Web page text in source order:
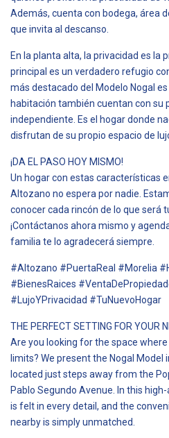
Además, cuenta con bodega, área
que invita al descanso.
En la planta alta, la privacidad es la
principal es un verdadero refugio
más destacado del Modelo Nogal
habitación también cuentan con su
independiente. Es el hogar donde
disfrutan de su propio espacio de
¡DA EL PASO HOY MISMO!
Un hogar con estas características
Altozano no espera por nadie.
conocer cada rincón de lo que será
¡Contáctanos ahora mismo y
familia te lo agradecerá siempre.
#Altozano #PuertaReal #Morelia
#BienesRaices
#LujoYPrivacidad #TuNuevoHogar
THE PERFECT SETTING FOR YOUR
Are you looking for the space
limits? We present the Nogal Model
located just steps away from the
Pablo Segundo Avenue. In this
is felt in every detail, and the
nearby is simply unmatched.